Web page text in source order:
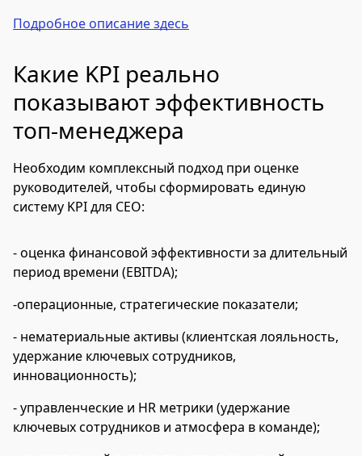
Подробное описание здесь
Какие KPI реально
показывают эффективность
топ-менеджера
Необходим комплексный подход при оценке
руководителей, чтобы сформировать единую
систему KPIдля CEO:
- оценка финансовой эффективности за длительный
период времени (EBITDA);
-операционные, стратегические показатели;
- нематериальные активы (клиентская лояльность,
удержание ключевых сотрудников,
инновационность);
- управленческие и HR метрики (удержание
ключевых сотрудников и атмосфера в команде);